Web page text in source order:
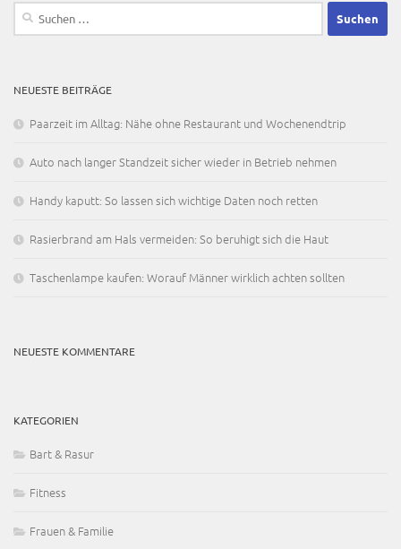
Suchen
nach:
NEUESTE BEITRÄGE
Paarzeit im Alltag: Nähe ohne Restaurant und Wochenendtrip
Auto nach langer Standzeit sicher wieder in Betrieb nehmen
Handy kaputt: So lassen sich wichtige Daten noch retten
Rasierbrand am Hals vermeiden: So beruhigt sich die Haut
Taschenlampe kaufen: Worauf Männer wirklich achten sollten
NEUESTE KOMMENTARE
KATEGORIEN
Bart & Rasur
Fitness
Frauen & Familie